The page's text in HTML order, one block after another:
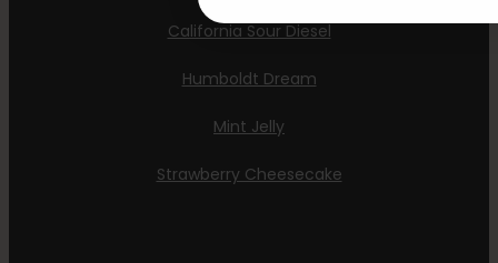
California Sour Diesel
Humboldt Dream
Mint Jelly
Strawberry Cheesecake